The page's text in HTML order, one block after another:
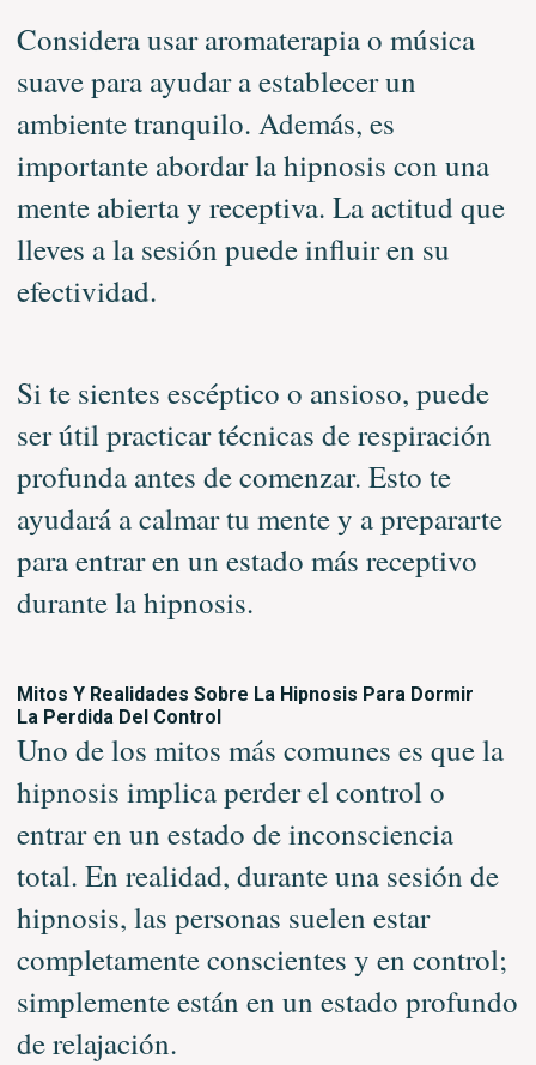
Considera usar aromaterapia o música
suave para ayudar a establecer un
ambiente tranquilo. Además, es
importante abordar la hipnosis con una
mente abierta y receptiva. La actitud que
lleves a la sesión puede influir en su
efectividad.
Si te sientes escéptico o ansioso, puede
ser útil practicar técnicas de respiración
profunda antes de comenzar. Esto te
ayudará a calmar tu mente y a prepararte
para entrar en un estado más receptivo
durante la hipnosis.
Mitos Y Realidades Sobre La Hipnosis Para Dormir
La Perdida Del Control
Uno de los mitos más comunes es que la
hipnosis implica perder el control o
entrar en un estado de inconsciencia
total. En realidad, durante una sesión de
hipnosis, las personas suelen estar
completamente conscientes y en control;
simplemente están en un estado profundo
de relajación.